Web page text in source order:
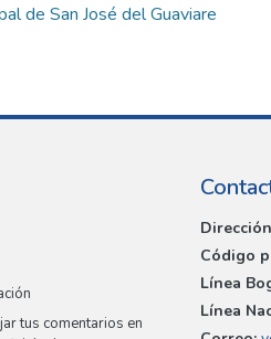
de San José del Guaviare
tus comentarios en
Código
Línea
Línea